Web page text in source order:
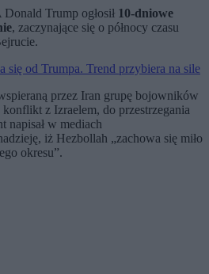
Trump ogłosił 10-dniowe
, zaczynające się o północy czasu
się od Trumpa. Trend przybiera na sile
przez Iran grupę bojowników
z Izraelem, do przestrzegania
napisał w mediach
iż Hezbollah „zachowa się miło
okresu”.